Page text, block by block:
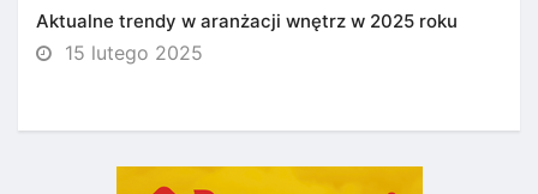
Aktualne trendy w aranżacji wnętrz w 2025 roku
15 lutego 2025